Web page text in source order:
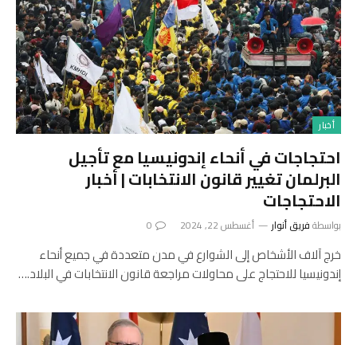
أخبار
احتجاجات في أنحاء إندونيسيا مع تأجيل
البرلمان تغيير قانون الانتخابات | أخبار
الاحتجاجات
بواسطةفريق أنوار أغسطس 22, 2024 0
خرج آلاف الأشخاص إلى الشوارع في مدن متعددة في جميع أنحاء
إندونيسيا للاحتجاج على محاولات مراجعة قانون الانتخابات في البلاد.…